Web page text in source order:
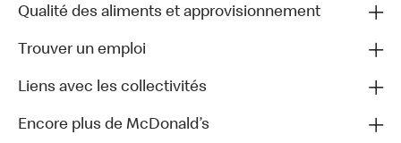
Qualité des aliments et approvisionnement
Trouver un emploi
Liens avec les collectivités
Encore plus de McDonald’s